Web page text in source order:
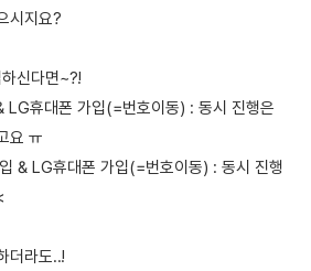
시지요?
신다면~?!
LG휴대폰 가입(=번호이동) : 동시 진행은
요 ㅠ
& LG휴대폰 가입(=번호이동) : 동시 진행
더라도..!